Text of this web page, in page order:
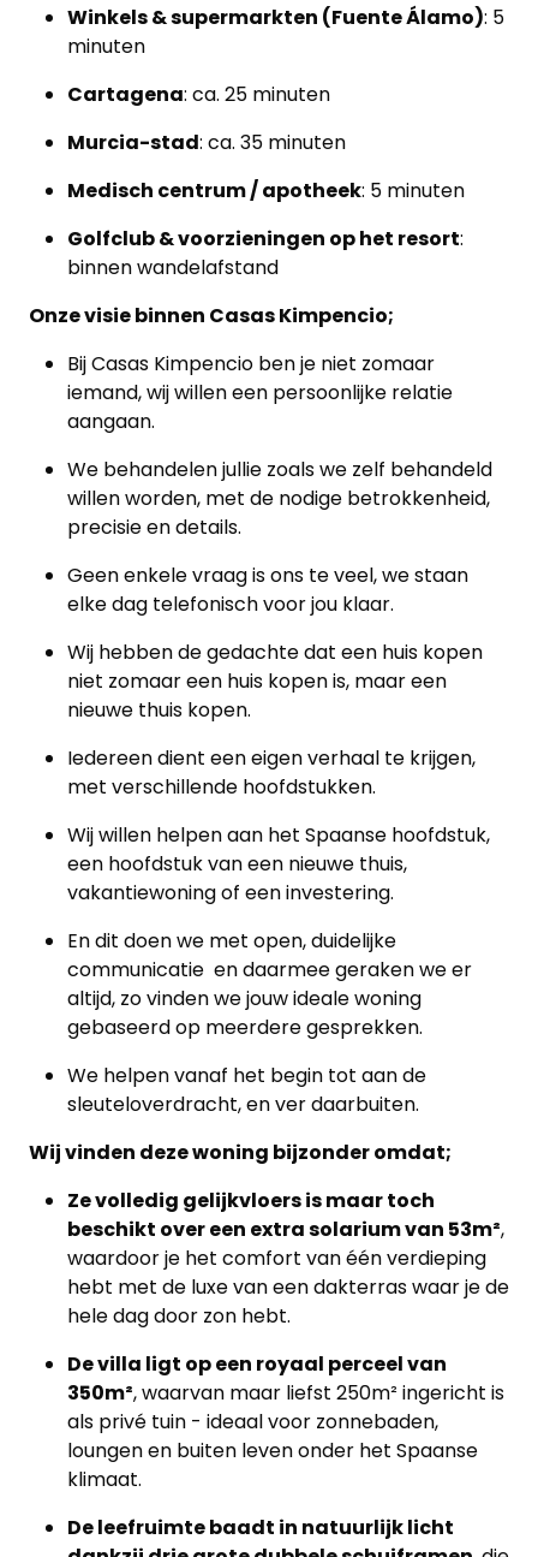
Winkels & supermarkten (Fuente Álamo): 5
minuten
Cartagena: ca. 25 minuten
Murcia-stad: ca. 35 minuten
Medisch centrum / apotheek: 5 minuten
Golfclub & voorzieningen op het resort:
binnen wandelafstand
Onze visie binnen Casas Kimpencio;
Bij Casas Kimpencio ben je niet zomaar
iemand, wij willen een persoonlijke relatie
aangaan.
We behandelen jullie zoals we zelf behandeld
willen worden, met de nodige betrokkenheid,
precisie en details.
Geen enkele vraag is ons te veel, we staan
elke dag telefonisch voor jou klaar.
Wij hebben de gedachte dat een huis kopen
niet zomaar een huis kopen is, maar een
nieuwe thuis kopen.
Iedereen dient een eigen verhaal te krijgen,
met verschillende hoofdstukken.
Wij willen helpen aan het Spaanse hoofdstuk,
een hoofdstuk van een nieuwe thuis,
vakantiewoning of een investering.
En dit doen we met open, duidelijke
communicatie en daarmee geraken we er
altijd, zo vinden we jouw ideale woning
gebaseerd op meerdere gesprekken.
We helpen vanaf het begin tot aan de
sleuteloverdracht, en ver daarbuiten.
Wij vinden deze woning bijzonder omdat;
Ze volledig gelijkvloers is maar toch
beschikt over een extra solarium van 53m²,
waardoor je het comfort van één verdieping
hebt met de luxe van een dakterras waar je de
hele dag door zon hebt.
De villa ligt op een royaal perceel van
350m², waarvan maar liefst 250m² ingericht is
als privé tuin - ideaal voor zonnebaden,
loungen en buiten leven onder het Spaanse
klimaat.
De leefruimte baadt in natuurlijk licht